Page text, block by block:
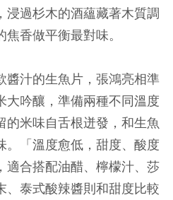
浸過杉木的酒蘊藏著木質調
香做平衡最對味。
醬汁的生魚片，張鴻亮相準
大吟釀，準備兩種不同溫度
的米味自舌根迸發，和生魚
。「溫度愈低，甜度、酸度
適合搭配油醋、檸檬汁、莎
、泰式酸辣醬則和甜度比較